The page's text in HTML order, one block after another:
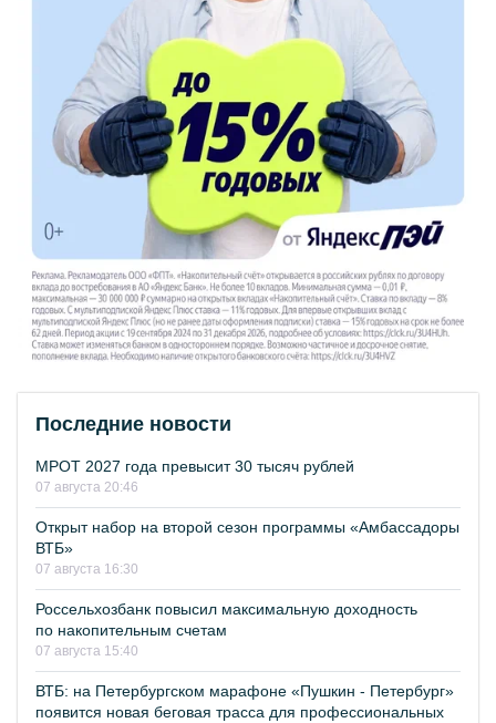
Последние новости
МРОТ 2027 года превысит 30 тысяч рублей
07 августа 20:46
Открыт набор на второй сезон программы «Амбассадоры
ВТБ»
07 августа 16:30
Россельхозбанк повысил максимальную доходность
по накопительным счетам
07 августа 15:40
ВТБ: на Петербургском марафоне «Пушкин - Петербург»
появится новая беговая трасса для профессиональных